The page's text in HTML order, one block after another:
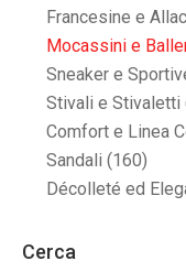
Francesine e
Mocassini e
Sneaker e
Stivali e Stivaletti
Comfort e Linea
Sandali (160)
Décolleté ed
Cerca